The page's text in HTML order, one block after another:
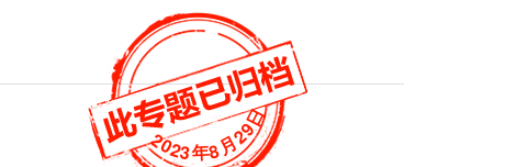
2023年8月2
9
日